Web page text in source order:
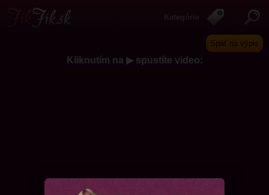
Späť na výpis
Kliknutím na ▶ spustíte video: